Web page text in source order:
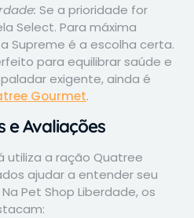
Se a prioridade for
Select. Para máxima
Supreme é a escolha certa.
para equilibrar saúde e
exigente, ainda é
Gourmet.
e Avaliações
utiliza a ração Quatree
ajudar a entender seu
Pet Shop Liberdade, os